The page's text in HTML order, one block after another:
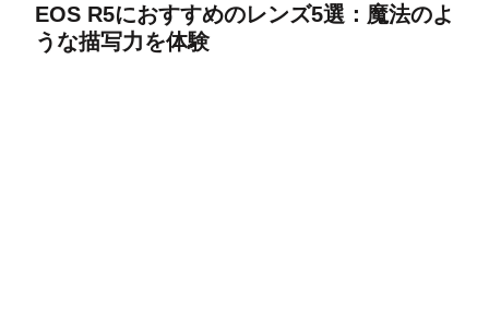
EOS R5におすすめのレンズ5選：魔法のよ
うな描写力を体験